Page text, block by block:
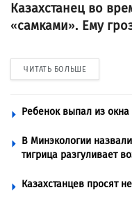
Казахстанец во
«самками». Ему
ЧИТАТЬ БОЛЬШЕ
Ребенок выпал из
В Минэкологии
тигрица разгуливает
Казахстанцев просят